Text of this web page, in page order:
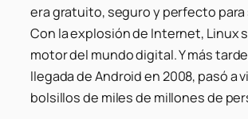
era gratuito, seguro y perfecto
Con la explosión de Internet, Linux
motor del mundo digital. Y más
llegada de Android en 2008, pasó a
bolsillos de miles de millones de